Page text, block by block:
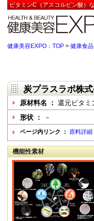
ビタミンC（アスコルビン酸）
健康美容EXPO：TOP > 健康食品
炭プラスラボ株
原材料名 ： 還元ビタ
形状 ：
－
ページ内リンク ： 原料詳細
機能性素材